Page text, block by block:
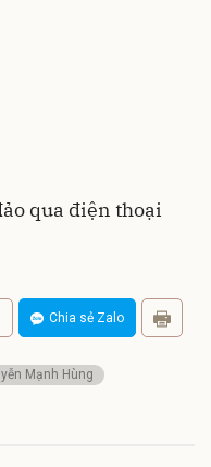
qua điện thoại
Chia sẻ Zalo
Mạnh Hùng